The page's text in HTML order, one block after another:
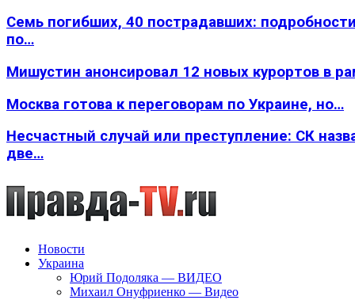
Семь погибших, 40 пострадавших:
по…
Мишустин анонсировал 12 новых курортов в
Москва готова к переговорам по Украине, но…
Несчастный случай или преступление: СК
две…
Новости
Украина
Юрий Подоляка — ВИДЕО
Михаил Онуфриенко — Видео